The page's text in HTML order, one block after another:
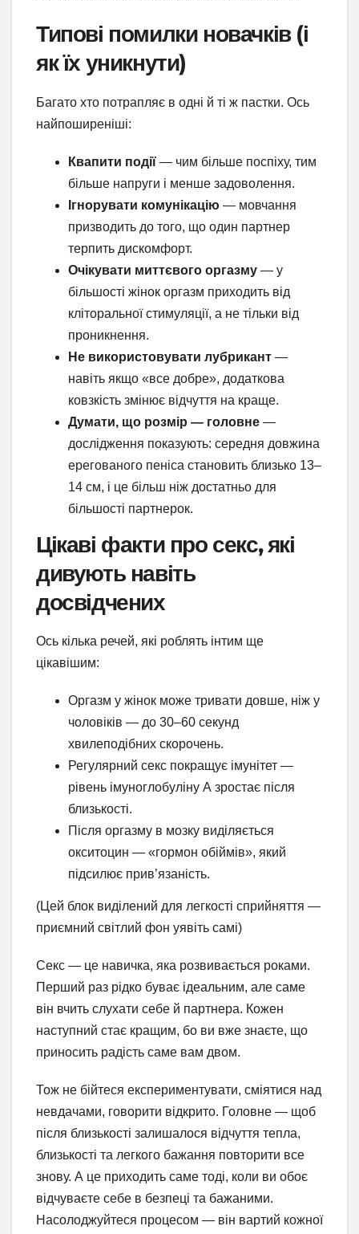
Типові помилки новачків (і
як їх уникнути)
Багато хто потрапляє в одні й ті ж пастки. Ось
найпоширеніші:
Квапити події — чим більше поспіху, тим
більше напруги і менше задоволення.
Ігнорувати комунікацію — мовчання
призводить до того, що один партнер
терпить дискомфорт.
Очікувати миттєвого оргазму — у
більшості жінок оргазм приходить від
кліторальної стимуляції, а не тільки від
проникнення.
Не використовувати лубрикант —
навіть якщо «все добре», додаткова
ковзкість змінює відчуття на краще.
Думати, що розмір — головне —
дослідження показують: середня довжина
ерегованого пеніса становить близько 13–
14 см, і це більш ніж достатньо для
більшості партнерок.
Цікаві факти про секс, які
дивують навіть
досвідчених
Ось кілька речей, які роблять інтим ще
цікавішим:
Оргазм у жінок може тривати довше, ніж у
чоловіків — до 30–60 секунд
хвилеподібних скорочень.
Регулярний секс покращує імунітет —
рівень імуноглобуліну А зростає після
близькості.
Після оргазму в мозку виділяється
окситоцин — «гормон обіймів», який
підсилює прив’язаність.
(Цей блок виділений для легкості сприйняття —
приємний світлий фон уявіть самі)
Секс — це навичка, яка розвивається роками.
Перший раз рідко буває ідеальним, але саме
він вчить слухати себе й партнера. Кожен
наступний стає кращим, бо ви вже знаєте, що
приносить радість саме вам двом.
Тож не бійтеся експериментувати, сміятися над
невдачами, говорити відкрито. Головне — щоб
після близькості залишалося відчуття тепла,
близькості та легкого бажання повторити все
знову. А це приходить саме тоді, коли ви обоє
відчуваєте себе в безпеці та бажаними.
Насолоджуйтеся процесом — він вартий кожної